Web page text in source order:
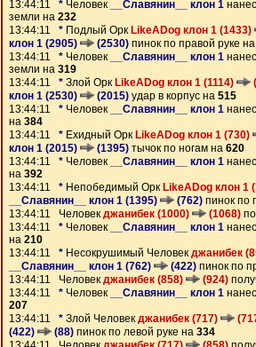
13:44:11 * Человек __Славянин__ клон 1
земли на 232
13:44:11 * Подлый Орк LikeADog клон 1 (1433)
клон 1 (2905)
(2530) пинок по правой руке на
13:44:11 * Человек __Славянин__ клон 1
земли на 319
13:44:11 * Злой Орк LikeADog клон 1 (1114)
клон 1 (2530)
(2015) удар в корпус на 515
13:44:11 * Человек __Славянин__ клон 1
на 384
13:44:11 * Ехидный Орк LikeADog клон 1 (730)
клон 1 (2015)
(1395) тычок по ногам на 620
13:44:11 * Человек __Славянин__ клон 1
на 392
13:44:11 * Непобедимый Орк LikeADog клон 1
__Славянин__ клон 1 (1395)
(762) пинок по
13:44:11 Человек джанибек (1000) (1068)
13:44:11 * Человек __Славянин__ клон 1
на 210
13:44:11 * Несокрушимый Человекджанибек
__Славянин__ клон 1 (762)
(422) пинок по
13:44:11 Человекджанибек (858) (924)
13:44:11 * Человек __Славянин__ клон 1
207
13:44:11 * Злой Человекджанибек (717)
(422)
(88) пинок по левой руке на 334